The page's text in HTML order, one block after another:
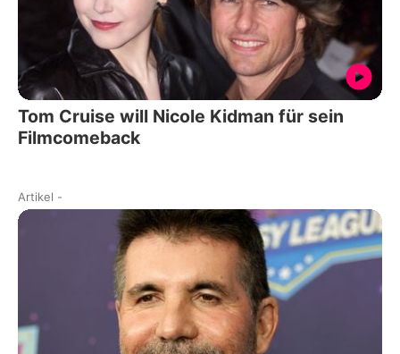
Tom Cruise will Nicole Kidman für sein
Filmcomeback
Artikel -